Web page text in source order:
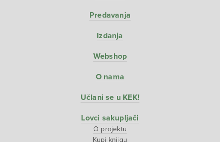
Predavanja
Izdanja
Webshop
O nama
Učlani se u KEK!
Lovci sakupljači
O projektu
Kupi knjigu